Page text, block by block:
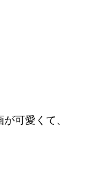
可愛くて、